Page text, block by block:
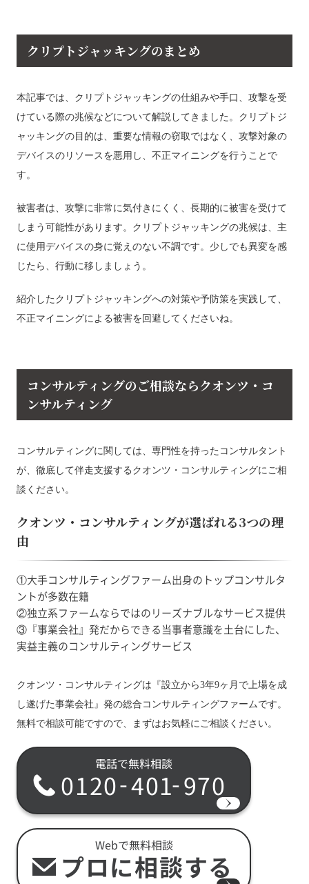
クリプトジャッキングのまとめ
本記事では、クリプトジャッキングの仕組みや手口、攻撃を受
けている際の兆候などについて解説してきました。クリプトジ
ャッキングの目的は、重要な情報の窃取ではなく、攻撃対象の
デバイスのリソースを悪用し、不正マイニングを行うことで
す。
被害者は、攻撃に非常に気付きにくく、長期的に被害を受けて
しまう可能性があります。クリプトジャッキングの兆候は、主
に使用デバイスの身に覚えのない不調です。少しでも異変を感
じたら、行動に移しましょう。
紹介したクリプトジャッキングへの対策や予防策を実践して、
不正マイニングによる被害を回避してくださいね。
コンサルティングのご相談ならクオンツ・コ
ンサルティング
コンサルティングに関しては、専門性を持ったコンサルタント
が、徹底して伴走支援するクオンツ・コンサルティングにご相
談ください。
クオンツ・コンサルティングが選ばれる3つの理
由
①大手コンサルティングファーム出身のトップコンサルタ
ントが多数在籍
②独立系ファームならではのリーズナブルなサービス提供
③『事業会社』発だからできる当事者意識を土台にした、
実益主義のコンサルティングサービス
クオンツ・コンサルティングは『設立から3年9ヶ月で上場を成
し遂げた事業会社』発の総合コンサルティングファームです。
無料で相談可能ですので、まずはお気軽にご相談ください。
電話で無料相談
0120-401-970
Webで無料相談
プロに相談する